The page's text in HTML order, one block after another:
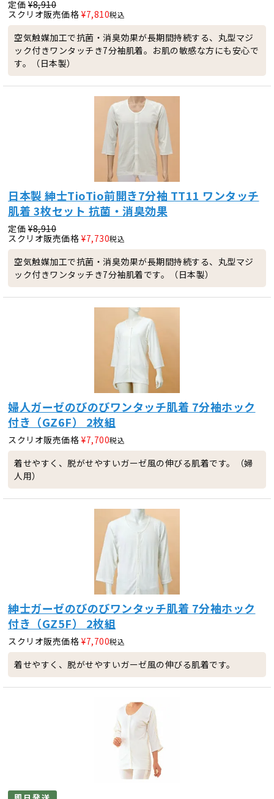
定価 ¥8,910
スクリオ販売価格 ¥7,810税込
空気触媒加工で抗菌・消臭効果が長期間持続する、丸型マジ
ック付きワンタッチき7分袖肌着。お肌の敏感な方にも安心で
す。（日本製）
日本製 紳士TioTio前開き7分袖 TT11 ワンタッチ
肌着 3枚セット 抗菌・消臭効果
定価 ¥8,910
スクリオ販売価格 ¥7,730税込
空気触媒加工で抗菌・消臭効果が長期間持続する、丸型マジ
ック付きワンタッチき7分袖肌着です。（日本製）
婦人ガーゼのびのびワンタッチ肌着 7分袖ホック
付き（GZ6F） 2枚組
スクリオ販売価格 ¥7,700税込
着せやすく、脱がせやすいガーゼ風の伸びる肌着です。（婦
人用）
紳士ガーゼのびのびワンタッチ肌着 7分袖ホック
付き（GZ5F） 2枚組
スクリオ販売価格 ¥7,700税込
着せやすく、脱がせやすいガーゼ風の伸びる肌着です。